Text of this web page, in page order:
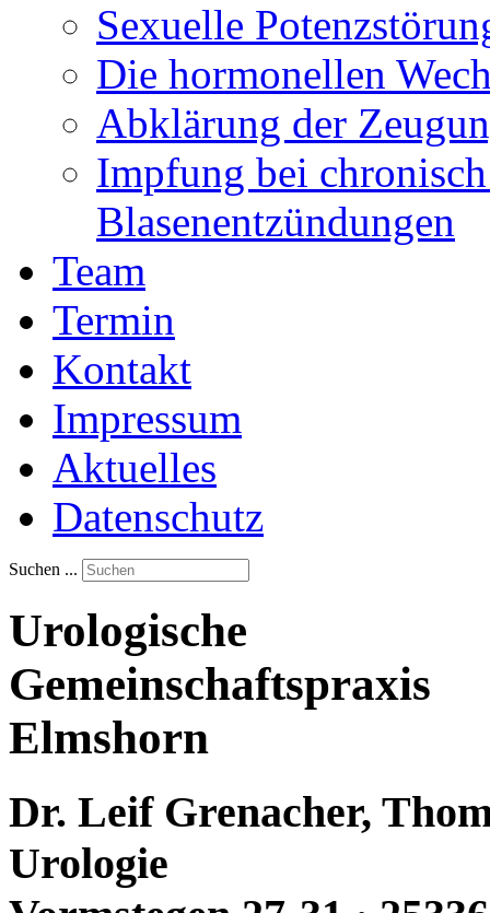
Sexuelle
Die hormonellen
Abklärung der
Impfung bei
Blasenentzündungen
Team
Termin
Kontakt
Impressum
Aktuelles
Datenschutz
Suchen ...
Urologische
Gemeinschaftspraxis
Elmshorn
Dr. Leif Grenacher,
Urologie